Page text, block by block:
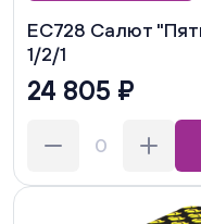
ЕС728 Салют
1/2/1
24 805 ₽